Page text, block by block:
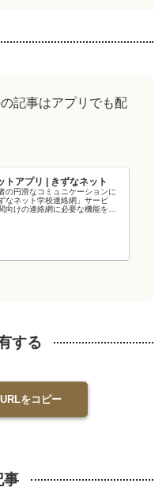
記事はアプリでも配
トアプリ | きずなネット
の円滑なコミュニケーションに
なネット学校連絡網」サービ
向けの連絡網に必要な機能を備
する
URLをコピー
事